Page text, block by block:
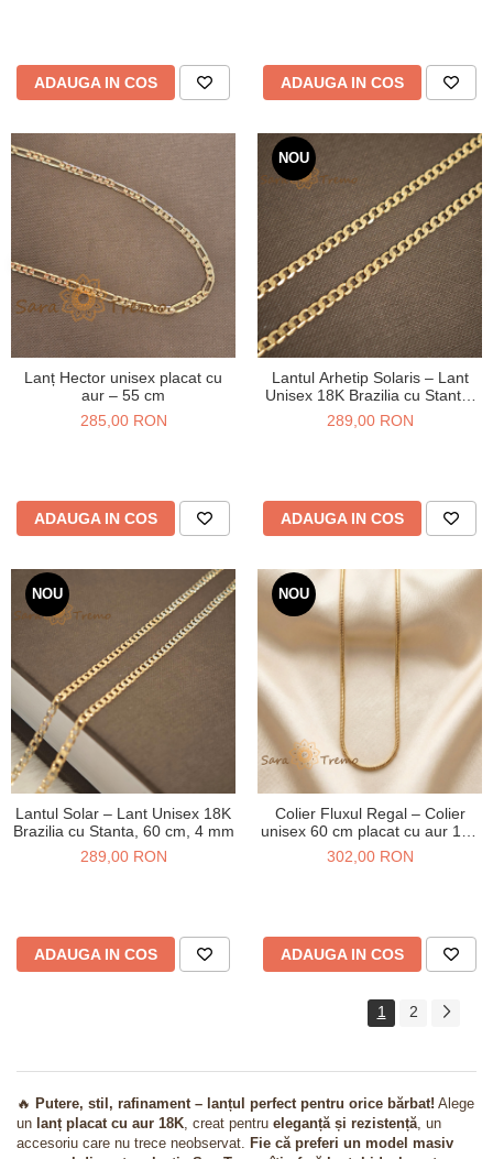
ADAUGA IN COS ADAUGA IN COS
Lanț Hector unisex placat cu
aur – 55 cm
285,00 RON
ADAUGA IN COS
NOU
Lantul Arhetip Solaris – Lant
Unisex 18K Brazilia cu Stanta,
55 cm, 4 mm
289,00 RON
ADAUGA IN COS
NOU
Lantul Solar – Lant Unisex 18K
Brazilia cu Stanta, 60 cm, 4 mm
289,00 RON
ADAUGA IN COS
NOU
Colier Fluxul Regal – Colier
unisex 60 cm placat cu aur 14K
tip piele de șarpe
302,00 RON
ADAUGA IN COS
1 2
🔥 Putere, stil, rafinament – lanțul perfect pentru orice bărbat! Alege
un lanț placat cu aur 18K, creat pentru eleganță și rezistență, un
accesoriu care nu trece neobservat. Fie că preferi un model masiv